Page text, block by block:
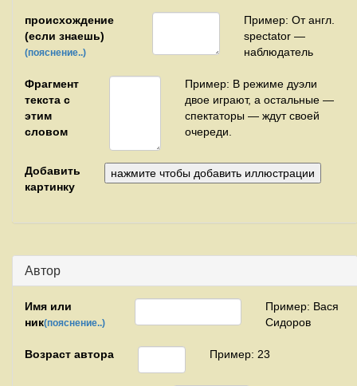
происхождение
(если знаешь)
(пояснение..)
Пример: От англ.
spectator —
наблюдатель
Фрагмент
текста с
этим
словом
Пример: В режиме дуэли
двое играют, а остальные —
спектаторы — ждут своей
очереди.
Добавить
картинку
Автор
Имя или
ник(пояснение..)
Пример: Вася
Сидоров
Возраст автора Пример: 23